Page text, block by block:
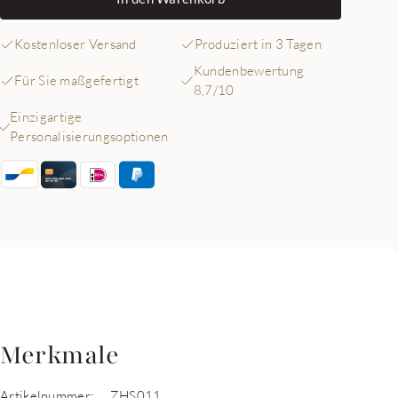
Kostenloser Versand Produziert in 3 Tagen
Für Sie maßgefertigt
Kundenbewertung
8,7/10
Einzigartige
Personalisierungsoptionen
Merkmale